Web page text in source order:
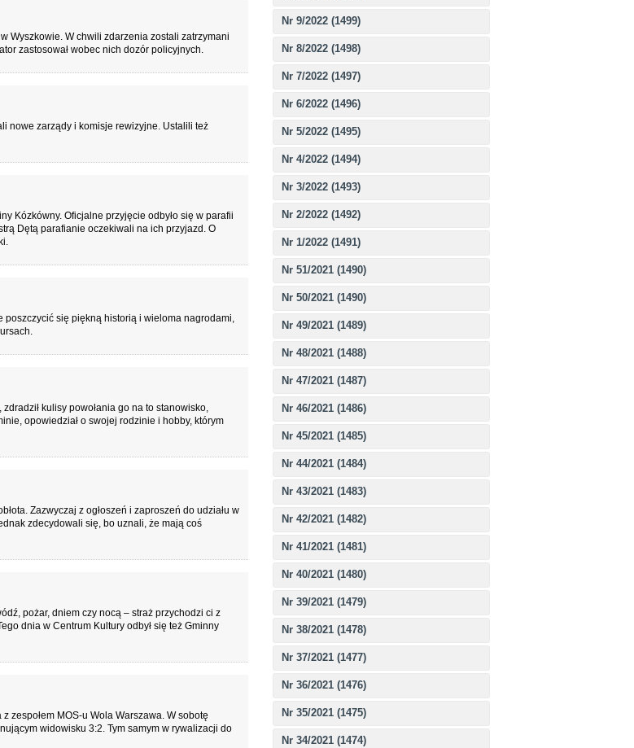
Nr 9/2022 (1499)
Nr 8/2022 (1498)
Nr 7/2022 (1497)
Nr 6/2022 (1496)
Nr 5/2022 (1495)
Nr 4/2022 (1494)
Nr 3/2022 (1493)
Nr 2/2022 (1492)
Nr 1/2022 (1491)
Nr 51/2021 (1490)
Nr 50/2021 (1490)
Nr 49/2021 (1489)
Nr 48/2021 (1488)
Nr 47/2021 (1487)
Nr 46/2021 (1486)
Nr 45/2021 (1485)
Nr 44/2021 (1484)
Nr 43/2021 (1483)
Nr 42/2021 (1482)
Nr 41/2021 (1481)
Nr 40/2021 (1480)
Nr 39/2021 (1479)
Nr 38/2021 (1478)
Nr 37/2021 (1477)
Nr 36/2021 (1476)
Nr 35/2021 (1475)
Nr 34/2021 (1474)
Wyszkowie. W chwili zdarzenia zostali zatrzymani
zastosował wobec nich dozór policyjnych.
nowe zarządy i komisje rewizyjne. Ustalili też
Kózkówny. Oficjalne przyjęcie odbyło się w parafii
Dętą parafianie oczekiwali na ich przyjazd. O
poszczycić się piękną historią i wieloma nagrodami,
kulisy powołania go na to stanowisko,
opowiedział o swojej rodzinie i hobby, którym
Zazwyczaj z ogłoszeń i zaproszeń do udziału w
zdecydowali się, bo uznali, że mają coś
pożar, dniem czy nocą – straż przychodzi ci z
dnia w Centrum Kultury odbył się też Gminny
zespołem MOS-u Wola Warszawa. W sobotę
widowisku 3:2. Tym samym w rywalizacji do